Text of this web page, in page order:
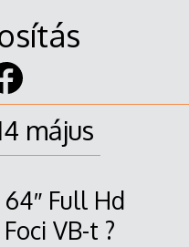
május
Full Hd
VB-t ?